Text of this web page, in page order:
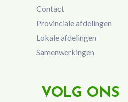
Contact
Provinciale afdelingen
Lokale afdelingen
Samenwerkingen
VOLG ONS